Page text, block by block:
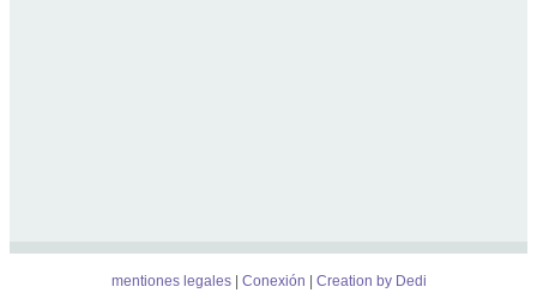
mentiones legales Conexión Creation by Dedi